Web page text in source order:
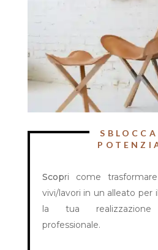
Scopri come
vivi/lavori in un alleato per
la tua
professionale.